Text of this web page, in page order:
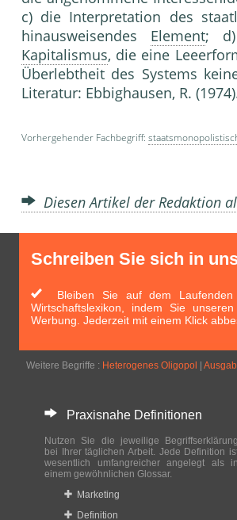
c) die Interpretation des
hinausweisendes Element; d)
Kapitalismus, die eine
Überlebtheit des Systems
Literatur: Ebbighausen, R.
Vorhergehender Fachbegriff:
Diesen Artikel der Redaktion
Schreiben Sie sich in
Bleiben Sie auf dem Laufenden
Wirtschaftslexikon, indem Sie
Werbung. Jederzeit mit einem Klick
Weitere Begriffe : Heterogenes Oligopol
Praxisnahe Definitionen
Nutzen Sie die jeweilige Begriffserklärung
bei Ihrer täglichen Arbeit. Jede Definition
wesentlich umfangreicher angelegt als in
einem gewöhnlichen Glossar.
Marketing
Definition